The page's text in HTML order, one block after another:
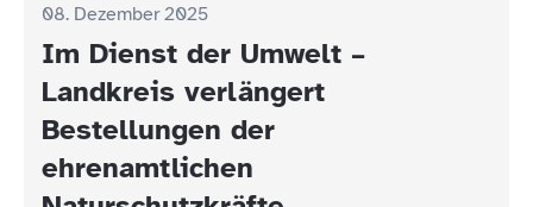
08. Dezember 2025
Im Dienst der Umwelt –
Landkreis verlängert
Bestellungen der
ehrenamtlichen